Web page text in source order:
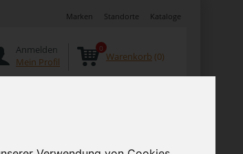
Marken Standorte Kataloge
Anmelden
Mein Profil
Warenkorb (0)
0